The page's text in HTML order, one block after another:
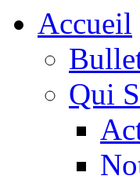
Accueil
Qui